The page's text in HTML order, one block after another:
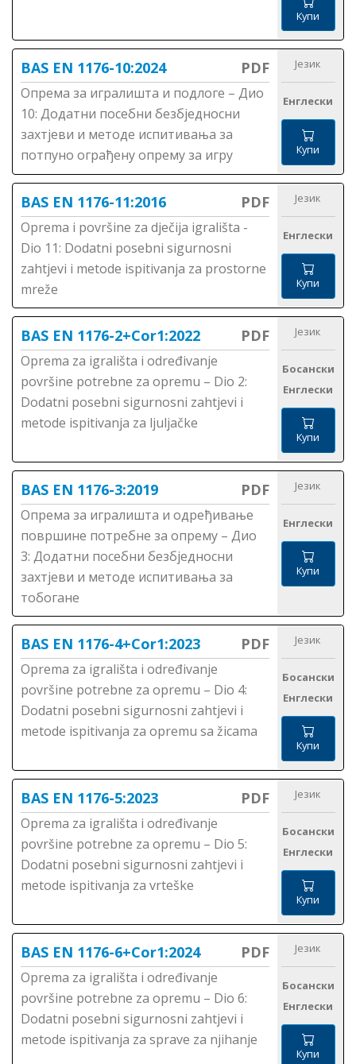
Купи
BAS EN 1176-10:2024 PDF
Опрема за игралишта и подлоге – Дио
10: Додатни посебни безбједносни
захтјеви и методе испитивања за
потпуно ограђену опрему за игру
Језик
Енглески
Купи
BAS EN 1176-11:2016 PDF
Oprema i površine za dječija igrališta -
Dio 11: Dodatni posebni sigurnosni
zahtjevi i metode ispitivanja za prostorne
mreže
Језик
Енглески
Купи
BAS EN 1176-2+Cor1:2022 PDF
Oprema za igrališta i određivanje
površine potrebne za opremu – Dio 2:
Dodatni posebni sigurnosni zahtjevi i
metode ispitivanja za ljuljačke
Језик
Босански
Енглески
Купи
BAS EN 1176-3:2019 PDF
Опрема за игралишта и одређивање
површине потребне за опрему – Дио
3: Додатни посебни безбједносни
захтјеви и методе испитивања за
тобогане
Језик
Енглески
Купи
BAS EN 1176-4+Cor1:2023 PDF
Oprema za igrališta i određivanje
površine potrebne za opremu – Dio 4:
Dodatni posebni sigurnosni zahtjevi i
metode ispitivanja za opremu sa žicama
Језик
Босански
Енглески
Купи
BAS EN 1176-5:2023 PDF
Oprema za igrališta i određivanje
površine potrebne za opremu – Dio 5:
Dodatni posebni sigurnosni zahtjevi i
metode ispitivanja za vrteške
Језик
Босански
Енглески
Купи
BAS EN 1176-6+Cor1:2024 PDF
Oprema za igrališta i određivanje
površine potrebne za opremu – Dio 6:
Dodatni posebni sigurnosni zahtjevi i
metode ispitivanja za sprave za njihanje
Језик
Босански
Енглески
Купи